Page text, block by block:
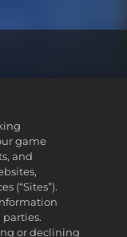
personali
game
and
(“Sites”).
or declining